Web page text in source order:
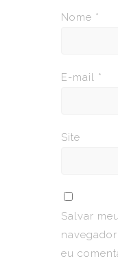
Nome *
E-mail *
Site
Salvar
eu